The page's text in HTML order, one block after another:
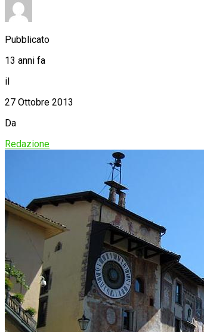
Pubblicato
13 anni fa
il
27 Ottobre 2013
Da
Redazione